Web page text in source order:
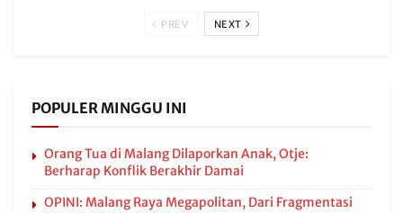
PREV NEXT
POPULER MINGGU INI
Orang Tua di Malang Dilaporkan Anak, Otje:
Berharap Konflik Berakhir Damai
OPINI: Malang Raya Megapolitan, Dari Fragmentasi